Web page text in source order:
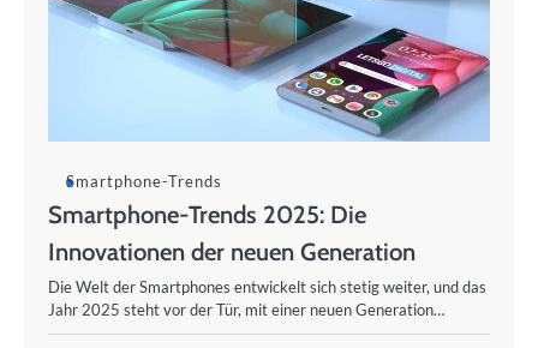
Smartphone-Trends
Smartphone-Trends 2025: Die
Innovationen der neuen Generation
Die Welt der Smartphones entwickelt sich stetig weiter, und das
Jahr 2025 steht vor der Tür, mit einer neuen Generation…